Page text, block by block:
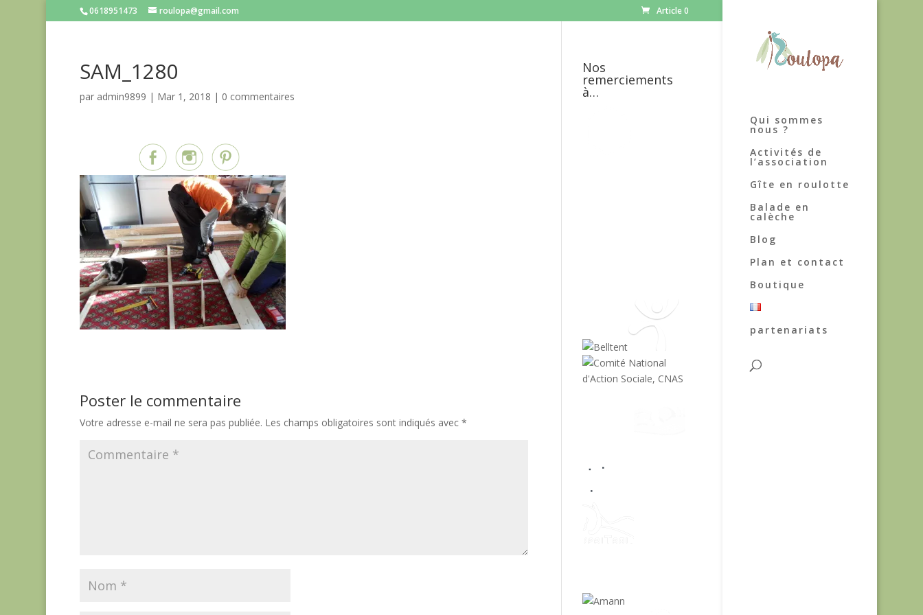
0618951473 roulopa@gmail.com Article 0
Qui sommes
nous ?
Activités de
l’association
Gîte en roulotte
Balade en
calèche
Blog
Plan et contact
Boutique
partenariats
SAM_1280
par admin9899 | Mar 1, 2018 | 0 commentaires
Poster le commentaire
Votre adresse e-mail ne sera pas publiée. Les champs obligatoires sont indiqués avec*
Nos
remerciements
à…